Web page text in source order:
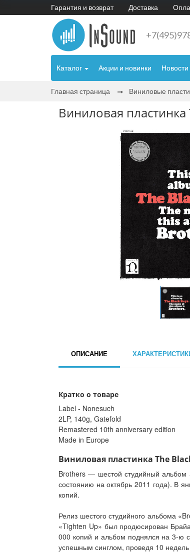
Гарантия и возврат Доставка
Каталог Акции и новинки Новости
Главная страница Виниловые
Виниловая
ОПИСАНИЕ
Кратко о товаре
Label - Nonesuch
2LP, 140g, Gatefold
Remastered 10th anniversary edition
Made in Europe
Виниловая пластинка The
Brothers — шестой студийный альбом
состоянию на октябрь 2011 года). В
копий.
Релиз шестого студийного альбома
«Tighten Up» был продюсирован
000 копий и альбом поднялся на 3-ю
успешным синглом, проведя 10